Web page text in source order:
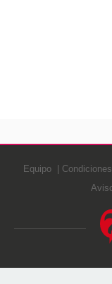
Equipo